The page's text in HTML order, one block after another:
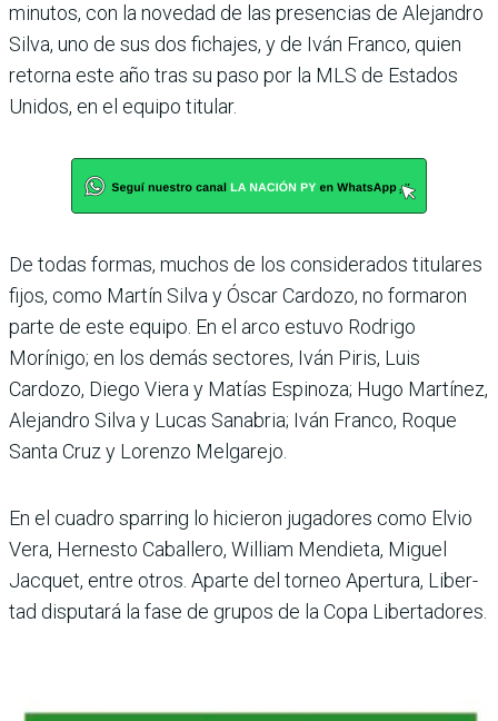
minutos, con la novedad de las presencias de Alejandro
Silva, uno de sus dos fichajes, y de Iván Franco, quien
retorna este año tras su paso por la MLS de Estados
Unidos, en el equipo titular.
De todas formas, muchos de los considerados titula­res
fijos, como Martín Silva y Óscar Cardozo, no forma­ron
parte de este equipo. En el arco estuvo Rodrigo
Morínigo; en los demás sectores, Iván Piris, Luis
Cardozo, Diego Viera y Matías Espi­noza; Hugo Martínez,
Alejan­dro Silva y Lucas Sanabria; Iván Franco, Roque
Santa Cruz y Lorenzo Melgarejo.
En el cuadro sparring lo hicie­ron jugadores como Elvio
Vera, Hernesto Caballero, William Mendieta, Miguel
Jacquet, entre otros. Aparte del torneo Apertura, Liber­
tad disputará la fase de gru­pos de la Copa Libertadores.